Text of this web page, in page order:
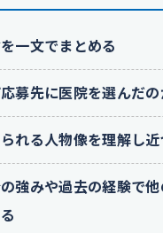
一文でまとめる
募先に医院を選んだ
れる人物像を理解し近
強みや過去の経験で